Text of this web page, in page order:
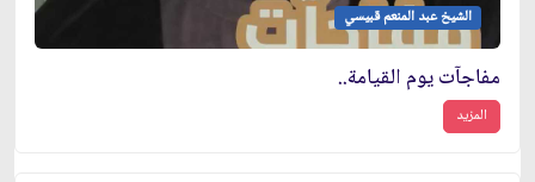
الشيخ عبد المنعم قبيسي
مفاجآت يوم القيامة..
المزيد